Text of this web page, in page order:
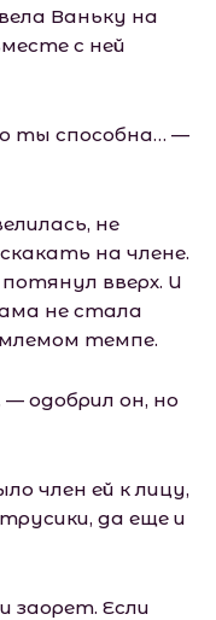
Ваньку на
с ней
ты способна… —
не
на члене.
потянул вверх. И
не стала
темпе.
одобрил он, но
член ей к лицу,
да еще и
заорет. Если